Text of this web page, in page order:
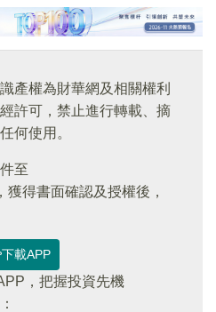
產權為財華網及相關權利
許可，禁止進行轉載、摘
何使用。
至
，獲得書面確認及授權後，
下載APP
，把握投資先機